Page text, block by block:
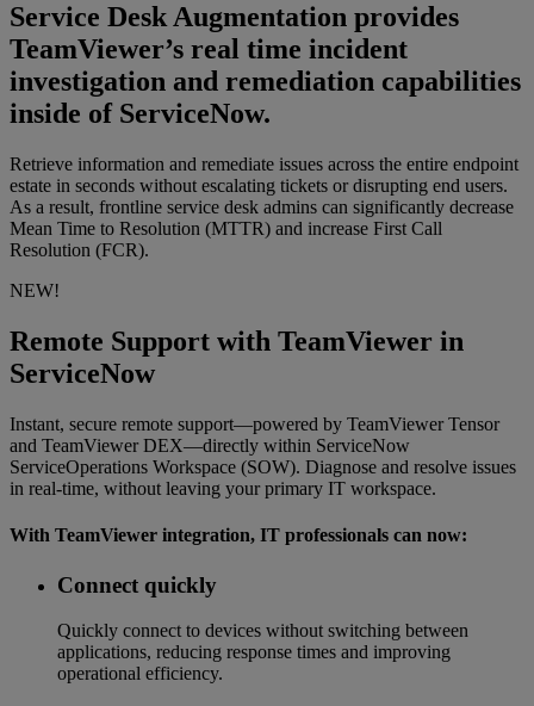
Service Desk Augmentation provides
TeamViewer’s real time incident
investigation and remediation capabilities
inside of ServiceNow.
Retrieve information and remediate issues across the entire endpoint
estate in seconds without escalating tickets or disrupting end users.
As a result, frontline service desk admins can significantly decrease
Mean Time to Resolution (MTTR) and increase First Call
Resolution (FCR).
NEW!
Remote Support with TeamViewer in
ServiceNow
Instant, secure remote support—powered by TeamViewer Tensor
and TeamViewer DEX—directly within ServiceNow
ServiceOperations Workspace (SOW). Diagnose and resolve issues
in real-time, without leaving your primary IT workspace.
With TeamViewer integration, IT professionals can now:
Connect quickly
Quickly connect to devices without switching between
applications, reducing response times and improving
operational efficiency.